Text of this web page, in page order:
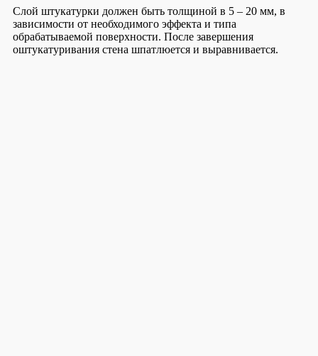
Слой штукатурки должен быть толщиной в 5 – 20 мм, в
зависимости от необходимого эффекта и типа
обрабатываемой поверхности. После завершения
оштукатуривания стена шпатлюется и выравнивается.